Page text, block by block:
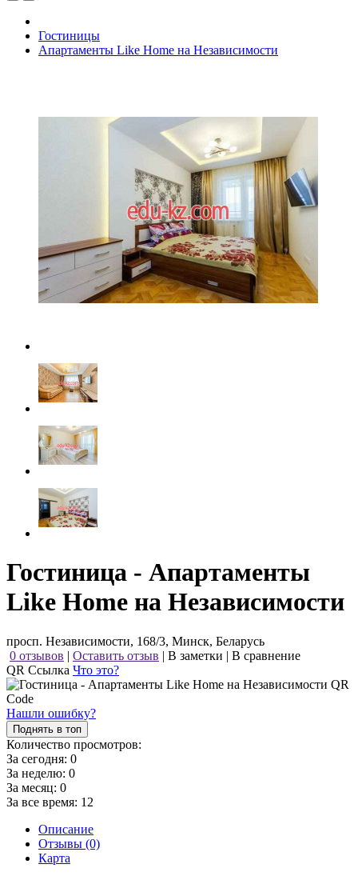
Гостиницы
Апартаменты Like Home на Независимости
Гостиница - Апартаменты
Like Home на Независимости
просп. Независимости, 168/3, Минск, Беларусь
0 отзывов | Оставить отзыв | В заметки | В сравнение
QR Ссылка Что это?
Нашли ошибку?
Поднять в топ
Количество просмотров:
За сегодня: 0
За неделю: 0
За месяц: 0
За все время: 12
Описание
Отзывы (0)
Карта